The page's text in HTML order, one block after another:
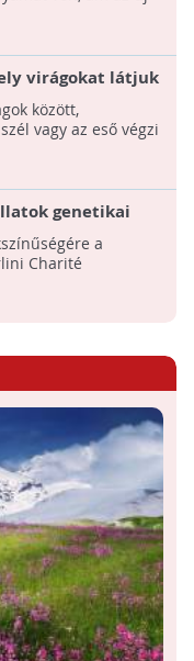
virágokat látjuk
között,
vagy az eső végzi
genetikai
a
Charité